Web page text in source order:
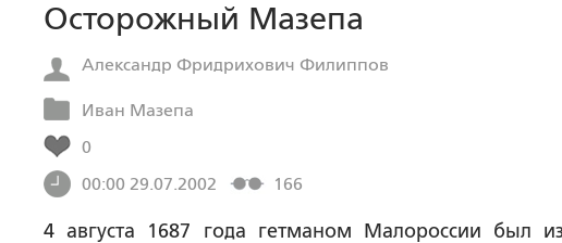
Осторожный Мазепа
Александр Фридрихович Филиппов
Иван Мазепа
0
00:00 29.07.2002
166
4 августа 1687 года гетманом Малороссии был